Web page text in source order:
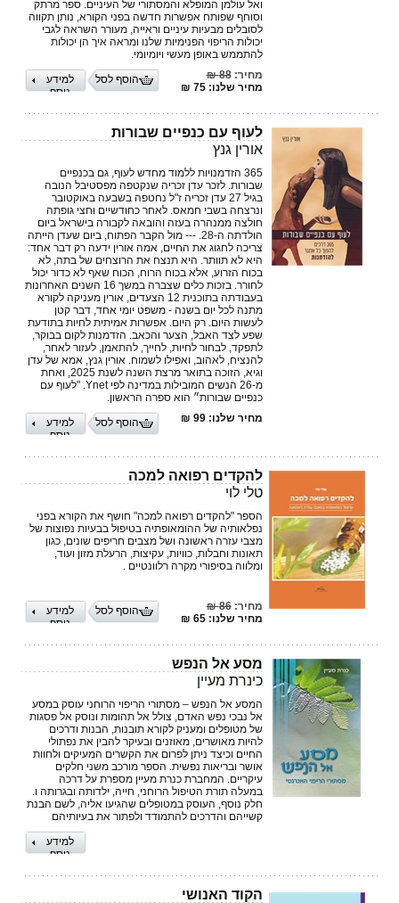
ואל עולמן המופלא והמסתורי של העיניים. ספר מרתק
וסוחף שפותח אפשרות חדשה בפני הקורא, נותן תקווה
לסובלים מבעיות עיניים וראייה, מעורר השראה לגבי
יכולות הריפוי הפנימיות שלנו ומראה איך הן יכולות
להתממש באופן מעשי ויומיומי.
מחיר:88 ₪
מחיר שלנו: 75 ₪
למידע
נוסף
הוסף לסל
לעוף עם כנפיים שבורות
אורין גנץ
365 הזדמנויות ללמוד מחדש לעוף, גם בכנפיים
שבורות. לזכר עדן זכריה שנקטפה מפסטיבל הנובה
בגיל 27 עדן זכריה ז"ל נחטפה בשבעה באוקטובר
ונרצחה בשבי חמאס. לאחר כחודשיים וחצי גופתה
חולצה ממנהרה בעזה והובאה לקבורה בישראל ביום
הולדתה ה-28. --- מול הקבר הפתוח, ביום שעדן הייתה
צריכה לחגוג את החיים, אמה אורין ידעה רק דבר אחד:
היא לא תוותר. היא תנצח את הרוצחים של בתה, לא
בכוח הזרוע, אלא בכוח הרוח, הכוח שאף לא כדור יכול
לחורר. בזכות כלים שצברה במשך 16 השנים האחרונות
בעבודתה בתוכנית 12 הצעדים, אורין מעניקה לקורא
מתנה לכל יום בשנה - משפט יומי אחד, דבר קטן
לעשות היום. רק היום. אפשרות אמיתית לחיות בתודעת
שפע לצד האבל, הצער והכאב. הזדמנות לקום בבוקר,
לתפקד, לבחור לחיות, לחייך, להתאמן, לעזור לאחר,
להנציח, לאהוב, ואפילו לשמוח. אורין גנץ, אמא של עדן
וגיא, הזוכה בתואר מרצת השנה לשנת 2025, ואחת
מ-26 הנשים המובילות במדינה לפי Ynet. "לעוף עם
כנפיים שבורות״ הוא ספרה הראשון.
מחיר שלנו: 99 ₪
למידע
נוסף
הוסף לסל
להקדים רפואה למכה
טלי לוי
הספר "להקדים רפואה למכה" חושף את הקורא בפני
נפלאותיה של ההומאופתיה בטיפול בבעיות נפוצות של
מצבי עזרה ראשונה ושל מצבים חריפים שונים, כגון
תאונות וחבלות, כוויות, עקיצות, הרעלת מזון ועוד,
ומלווה בסיפורי מקרה רלוונטיים .
מחיר:86 ₪
מחיר שלנו: 65 ₪
למידע
נוסף
הוסף לסל
מסע אל הנפש
כינרת מעיין
המסע אל הנפש – מסתורי הריפוי הרוחני עוסק במסע
אל נבכי נפש האדם, צולל אל תהומות ונוסק אל פסגות
של מטופלים ומעניק לקורא תובנות, הבנות ודרכים
להיות מאושרים, מאוזנים ובעיקר להבין את נפתולי
החיים וכיצד ניתן לפרום את הקשרים המעיקים ולחוות
אושר ובריאות נפשית. הספר מורכב משני חלקים
עיקריים. המחברת כנרת מעיין מספרת על דרכה
במעלה תורת הטיפול הרוחני, חייה, ילדותה ובגרותה ו.
חלק נוסף, העוסק במטופלים שהגיעו אליה, לשם הבנת
קשייהם והדרכים להתמודד ולפתור את בעיותיהם
למידע
נוסף
הקוד האנושי